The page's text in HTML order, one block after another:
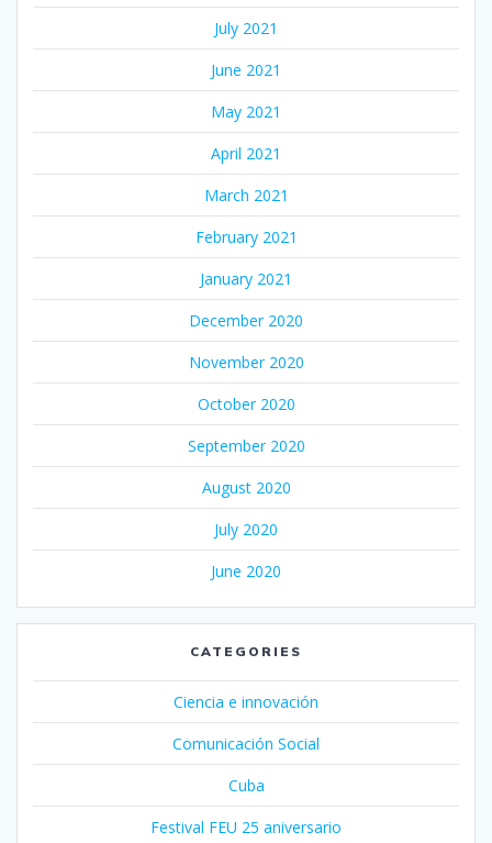
July 2021
June 2021
May 2021
April 2021
March 2021
February 2021
January 2021
December 2020
November 2020
October 2020
September 2020
August 2020
July 2020
June 2020
CATEGORIES
Ciencia e innovación
Comunicación Social
Cuba
Festival FEU 25 aniversario